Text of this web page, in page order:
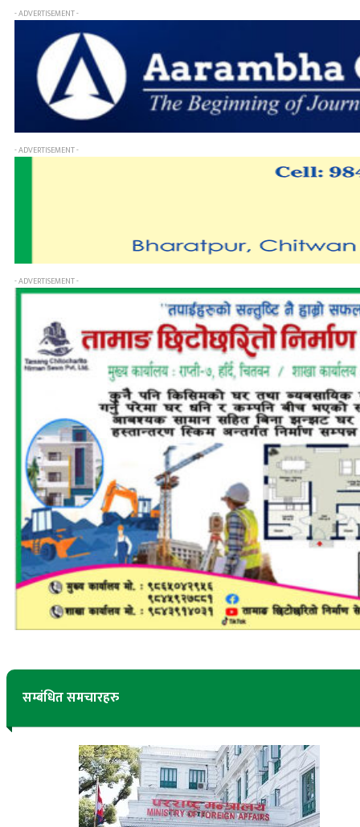
- ADVERTISEMENT -
- ADVERTISEMENT -
- ADVERTISEMENT -
सम्बंधित समचारहरु